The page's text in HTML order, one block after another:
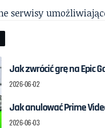
serwisy
Jak zwrócić grę na Epic
2026-06-02
Jak anulować Prime
2026-06-03